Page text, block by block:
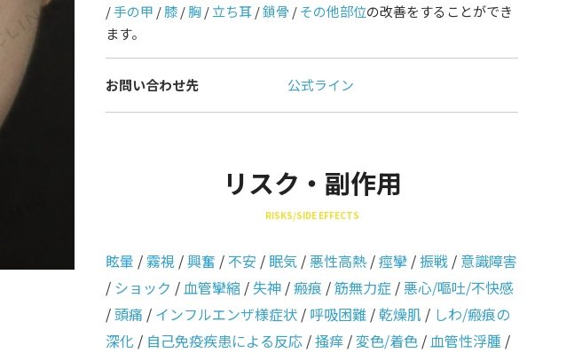
/手の甲 /膝/胸/立ち耳/鎖骨 /その他部位の改善をすることができ
ます。
お問い合わせ先 公式ライン
リスク・副作用
RISKS/SIDE EFFECTS
眩暈 /霧視 /興奮 / 不安 / 眠気 /悪性高熱 /痙攣 /振戦 / 意識障害
/ ショック /血管攣縮 /失神 /瘢痕 /筋無力症 /悪心/嘔吐/不快感
/頭痛 / インフルエンザ様症状 / 呼吸困難 /乾燥肌 / しわ/瘢痕の
深化 / 自己免疫疾患による反応 /掻痒 /変色/着色 /血管性浮腫 /